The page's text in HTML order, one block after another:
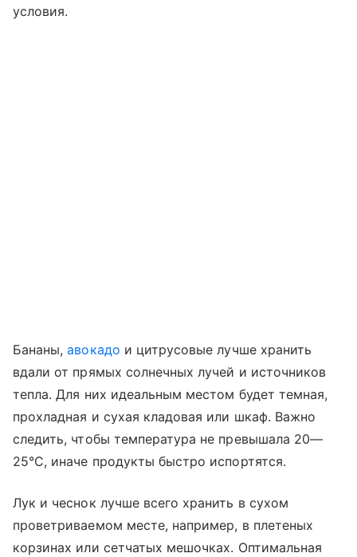
условия.
Бананы,авокадо и цитрусовые лучше хранить
вдали от прямых солнечных лучей и источников
тепла. Для них идеальным местом будет темная,
прохладная и сухая кладовая или шкаф. Важно
следить, чтобы температура не превышала 20—
25°C, иначе продукты быстро испортятся.
Лук и чеснок лучше всего хранить в сухом
проветриваемом месте, например, в плетеных
корзинах или сетчатых мешочках. Оптимальная